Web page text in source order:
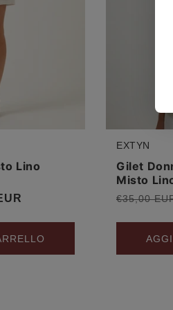
Lino
Produttore:
EXTYN
Gilet
Misto
Prezzo
€35,00